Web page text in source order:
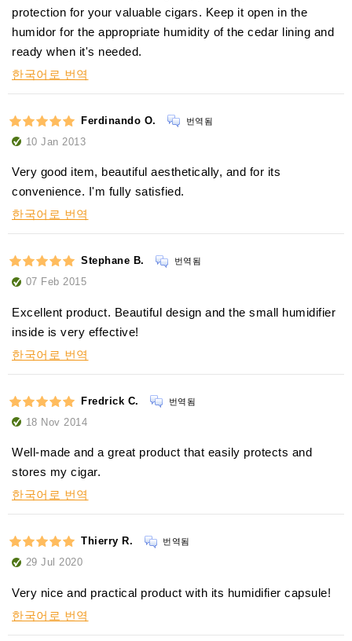
protection for your valuable cigars. Keep it open in the
humidor for the appropriate humidity of the cedar lining and
ready when it's needed.
한국어로 번역
Ferdinando O. 번역됨
10 Jan 2013
Very good item, beautiful aesthetically, and for its
convenience. I'm fully satisfied.
한국어로 번역
Stephane B. 번역됨
07 Feb 2015
Excellent product. Beautiful design and the small humidifier
inside is very effective!
한국어로 번역
Fredrick C. 번역됨
18 Nov 2014
Well-made and a great product that easily protects and
stores my cigar.
한국어로 번역
Thierry R. 번역됨
29 Jul 2020
Very nice and practical product with its humidifier capsule!
한국어로 번역